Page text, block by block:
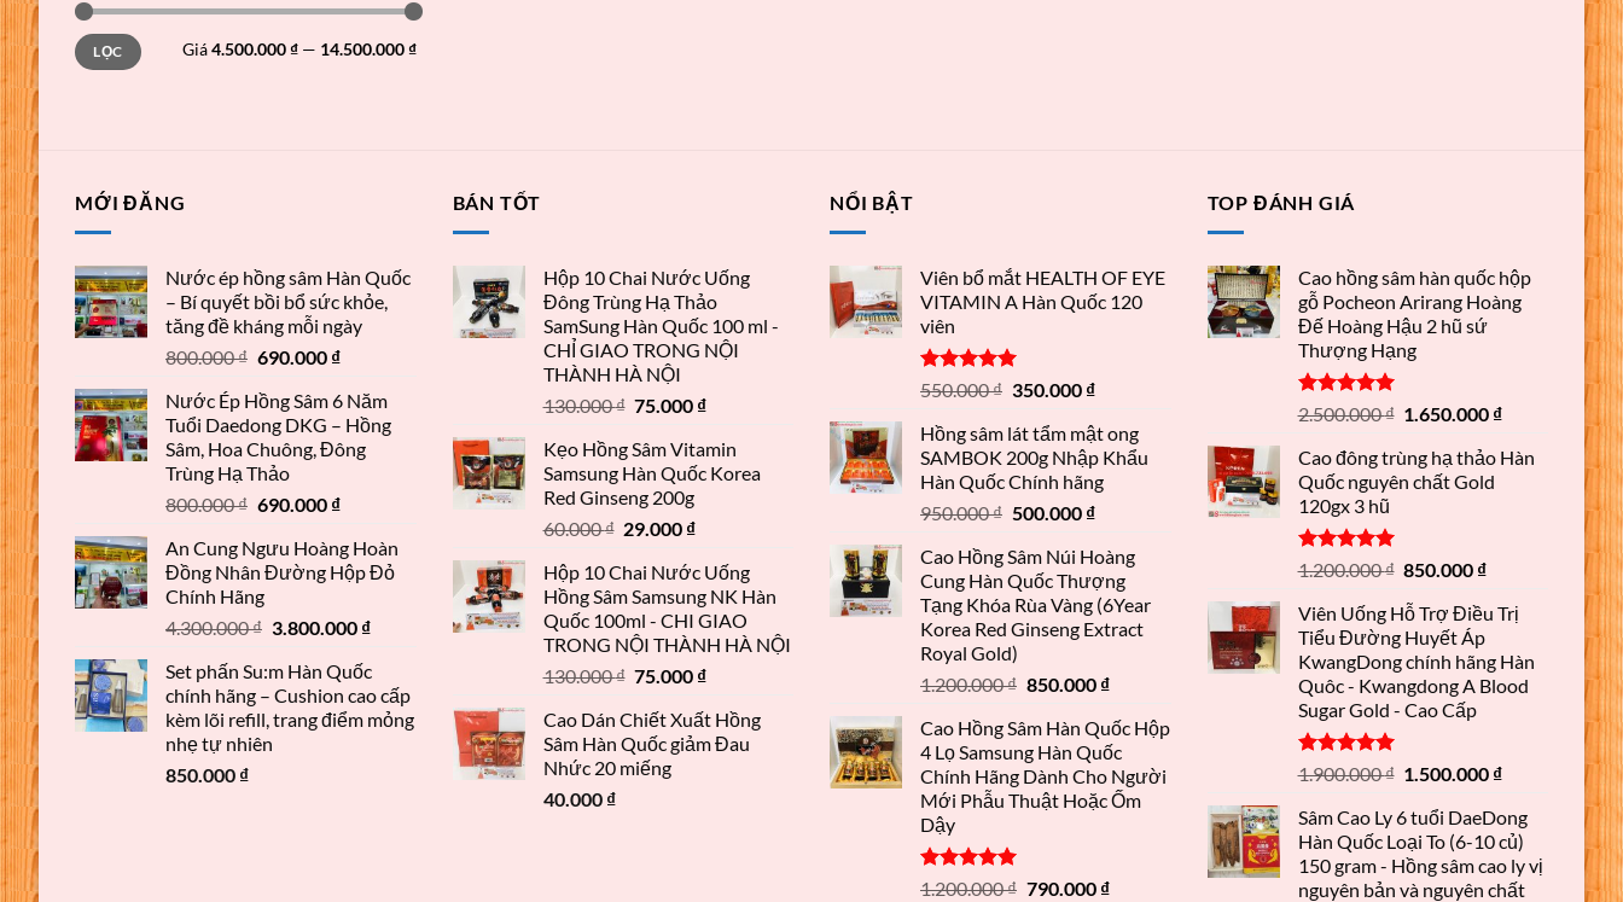
Giá
thấp
nhất
Giá
cao
nhất
LỌC Giá4.500.000 ₫— 14.500.000 ₫
MỚI ĐĂNG
Nước ép hồng sâm Hàn Quốc
– Bí quyết bồi bổ sức khỏe,
tăng đề kháng mỗi ngày
800.000₫ 690.000 ₫
Nước Ép Hồng Sâm 6 Năm
Tuổi Daedong DKG – Hồng
Sâm, Hoa Chuông, Đông
Trùng Hạ Thảo
800.000₫ 690.000 ₫
An Cung Ngưu Hoàng Hoàn
Đồng Nhân Đường Hộp Đỏ
Chính Hãng
4.300.000₫ 3.800.000 ₫
Set phấn Su:m Hàn Quốc
chính hãng – Cushion cao cấp
kèm lõi refill, trang điểm mỏng
nhẹ tự nhiên
850.000 ₫
BÁN TỐT
Hộp 10 Chai Nước Uống
Đông Trùng Hạ Thảo
SamSung Hàn Quốc 100 ml -
CHỈ GIAO TRONG NỘI
THÀNH HÀ NỘI
130.000₫ 75.000 ₫
Kẹo Hồng Sâm Vitamin
Samsung Hàn Quốc Korea
Red Ginseng 200g
60.000₫ 29.000 ₫
Hộp 10 Chai Nước Uống
Hồng Sâm Samsung NK Hàn
Quốc 100ml - CHI GIAO
TRONG NỘI THÀNH HÀ NỘI
130.000₫ 75.000 ₫
Cao Dán Chiết Xuất Hồng
Sâm Hàn Quốc giảm Đau
Nhức 20 miếng
40.000 ₫
NỔI BẬT
Viên bổ mắt HEALTH OF EYE
VITAMIN A Hàn Quốc 120
viên
Được xếp
5 sao
550.000₫ 350.000 ₫
Hồng sâm lát tẩm mật ong
SAMBOK 200g Nhập Khẩu
Hàn Quốc Chính hãng
950.000₫ 500.000 ₫
Cao Hồng Sâm Núi Hoàng
Cung Hàn Quốc Thượng
Tạng Khóa Rùa Vàng (6Year
Korea Red Ginseng Extract
Royal Gold)
1.200.000₫ 850.000 ₫
Cao Hồng Sâm Hàn Quốc Hộp
4 Lọ Samsung Hàn Quốc
Chính Hãng Dành Cho Người
Mới Phẫu Thuật Hoặc Ốm
Dậy
Được xếp
1.200.000₫ 790.000 ₫
TOP ĐÁNH GIÁ
Cao hồng sâm hàn quốc hộp
gỗ Pocheon Arirang Hoàng
Đế Hoàng Hậu 2 hũ sứ
Thượng Hạng
Được xếp
5 sao
2.500.000₫ 1.650.000 ₫
Cao đông trùng hạ thảo Hàn
Quốc nguyên chất Gold
120gx 3 hũ
Được xếp
5 sao
1.200.000₫ 850.000 ₫
Viên Uống Hỗ Trợ Điều Trị
Tiểu Đường Huyết Áp
KwangDong chính hãng Hàn
Quôc - Kwangdong A Blood
Sugar Gold - Cao Cấp
Được xếp
5 sao
1.900.000₫ 1.500.000 ₫
Sâm Cao Ly 6 tuổi DaeDong
Hàn Quốc Loại To (6-10 củ)
150 gram - Hồng sâm cao ly vị
nguyên bản và nguyên chất